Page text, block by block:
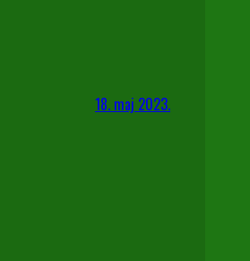
18. maj 2023.